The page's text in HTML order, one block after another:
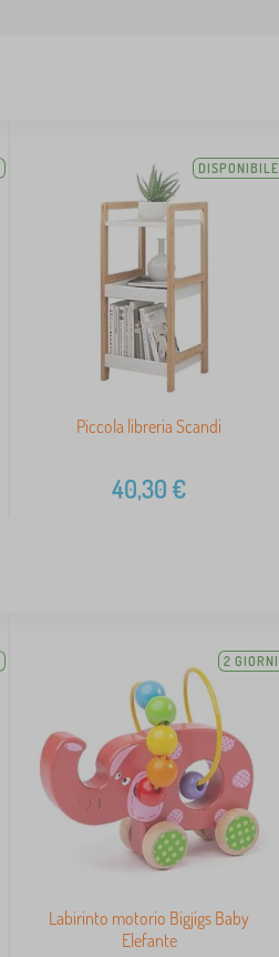
DISPONIBILE
Piccola libreria Scandi
40,30€
2 GIORNI
Labirinto motorio Bigjigs Baby
Elefante